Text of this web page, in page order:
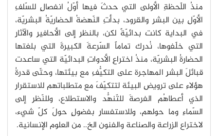
منذُ اللّحظةِ الأولى التي حدثَ فيها أوّلُ انفصالٍ للسّلفِ
الأوّلِ بين البشرِ والقرود، بدأتِ النّهضةُ الحضاريّةُ البشريّة،
في البداية كانت بدائيّةً لكن، بالنظرِ إلى الأحافيرِ والآثارِ
التي خلّفوها، نُدرِك تماماً السّرعةَ الكبيرةَ التي بلغتها
الحضارةُ البشريّة، منذُ اختراعِ الأدواتِ البدائيّة التي ساعدت
قبائلَ البشرِ المهاجرة على التكيُّفِ مع بيئتها، وحتّى قدرةُ
هؤلاءِ على ترويضِ البيئة لتتكيّفَ مع متطلباتهم للاستقرارِ
الذي أعطاهُم الفرصةَ للتّنهُّد والاستطلاع، وللنّظرِ إلى
السّماءِ وما حولهم، وللاستفسارِ بفضولٍ حولَ كلّ شيء،
لاختراع الزراعة والصناعة والفنون الخ.. من العلوم الإنسانية.